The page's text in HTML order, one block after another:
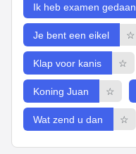
Ik heb examen gedaan
Je bent een eikel ☆
Klap voor kanis ☆
Koning Juan ☆
Wat zend u dan ☆